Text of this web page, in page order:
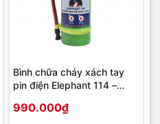
Bình chữa cháy xách tay
pin điện Elephant 114 –
990.000₫